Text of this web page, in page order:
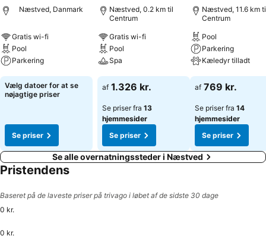
Næstved, Danmark
Gratis wi-fi
Pool
Parkering
Se priser
Vælg datoer for at se
nøjagtige priser
Se priser
Næstved, 0.2 km til
Centrum
Gratis wi-fi
Pool
Spa
Se priser
af 1.326 kr.
Se priser fra 13
hjemmesider
Se priser
Næstved, 11.6 km
Centrum
Pool
Parkering
Kæledyr tilladt
Se priser
af 769 kr.
Se priser fra 14
hjemmesider
Se priser
Se alle overnatningssteder i Næstved
Pristendens
Baseret på de laveste priser på trivago i løbet af de sidste 30 dage
0 kr.
0 kr.